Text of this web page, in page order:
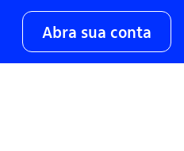
Abra sua conta